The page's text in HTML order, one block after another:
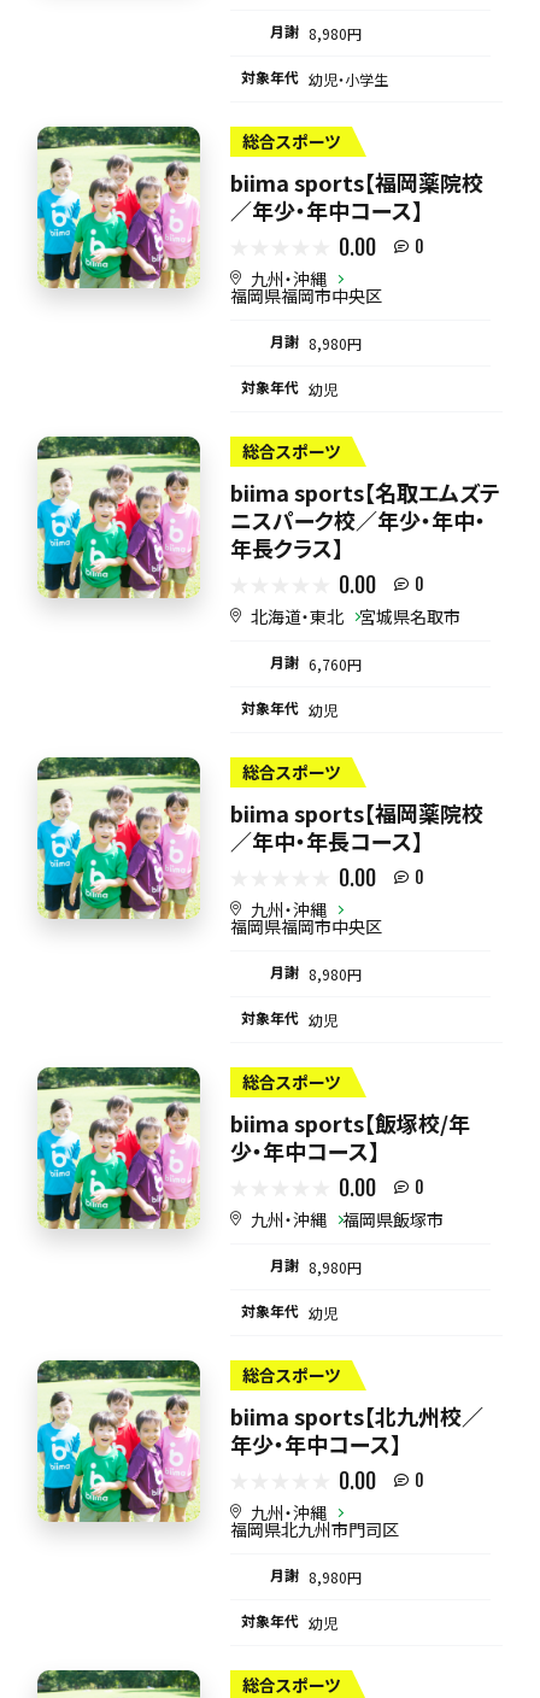
月謝 8,980円
対象年代 幼児・小学生
総合スポーツ
biima sports【福岡薬院校
／年少・年中コース】
0.00 0
九州・沖縄
福岡県福岡市中央区
月謝 8,980円
対象年代 幼児
総合スポーツ
biima sports【名取エムズテ
ニスパーク校／年少・年中・
年長クラス】
0.00 0
北海道・東北 宮城県名取市
月謝 6,760円
対象年代 幼児
総合スポーツ
biima sports【福岡薬院校
／年中・年長コース】
0.00 0
九州・沖縄
福岡県福岡市中央区
月謝 8,980円
対象年代 幼児
総合スポーツ
biima sports【飯塚校/年
少・年中コース】
0.00 0
九州・沖縄 福岡県飯塚市
月謝 8,980円
対象年代 幼児
総合スポーツ
biima sports【北九州校／
年少・年中コース】
0.00 0
九州・沖縄
福岡県北九州市門司区
月謝 8,980円
対象年代 幼児
総合スポーツ